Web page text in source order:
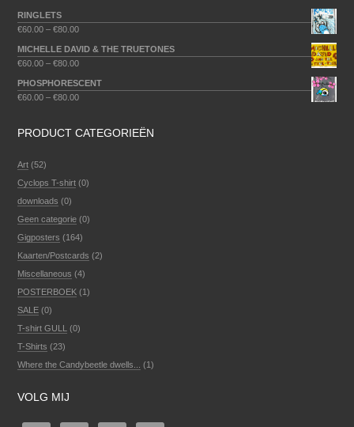
RINGLETS
€60.00 –€80.00
MICHELLE DAVID & THE TRUETONES
€60.00 –€80.00
PHOSPHORESCENT
€60.00 –€80.00
PRODUCT CATEGORIEËN
Art (52)
Cyclops T-shirt (0)
downloads (0)
Geen categorie (0)
Gigposters (164)
Kaarten/Postcards (2)
Miscellaneous (4)
POSTERBOEK (1)
SALE (0)
T-shirt GULL
(0)
T-Shirts (23)
Where the Candybeetle dwells...
(1)
VOLG MIJ